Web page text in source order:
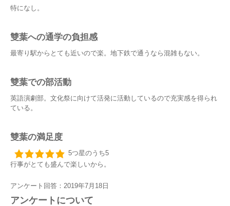
特になし。
雙葉への通学の負担感
最寄り駅からとても近いので楽。地下鉄で通うなら混雑もない。
雙葉での部活動
英語演劇部。文化祭に向けて活発に活動しているので充実感を得られ
ている。
雙葉の満足度
5つ星のうち5
行事がとても盛んで楽しいから。
アンケート回答：2019年7月18日
アンケートについて